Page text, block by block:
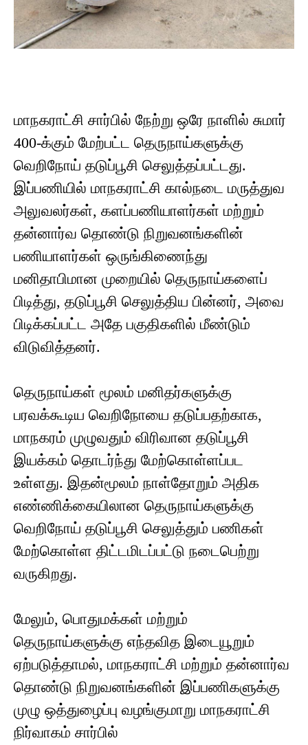
மாநகராட்சி சார்பில் நேற்று ஒரே நாளில் சுமார்
400-க்கும் மேற்பட்ட தெருநாய்களுக்கு
வெறிநோய் தடுப்பூசி செலுத்தப்பட்டது.
இப்பணியில் மாநகராட்சி கால்நடை மருத்துவ
அலுவலர்கள், களப்பணியாளர்கள் மற்றும்
தன்னார்வ தொண்டு நிறுவனங்களின்
பணியாளர்கள் ஒருங்கிணைந்து
மனிதாபிமான முறையில் தெருநாய்களைப்
பிடித்து, தடுப்பூசி செலுத்திய பின்னர், அவை
பிடிக்கப்பட்ட அதே பகுதிகளில் மீண்டும்
விடுவித்தனர்.
தெருநாய்கள் மூலம் மனிதர்களுக்கு
பரவக்கூடிய வெறிநோயை தடுப்பதற்காக,
மாநகரம் முழுவதும் விரிவான தடுப்பூசி
இயக்கம் தொடர்ந்து மேற்கொள்ளப்பட
உள்ளது. இதன்மூலம் நாள்தோறும் அதிக
எண்ணிக்கையிலான தெருநாய்களுக்கு
வெறிநோய் தடுப்பூசி செலுத்தும் பணிகள்
மேற்கொள்ள திட்டமிடப்பட்டு நடைபெற்று
வருகிறது.
மேலும், பொதுமக்கள் மற்றும்
தெருநாய்களுக்கு எந்தவித இடையூறும்
ஏற்படுத்தாமல், மாநகராட்சி மற்றும் தன்னார்வ
தொண்டு நிறுவனங்களின் இப்பணிகளுக்கு
முழு ஒத்துழைப்பு வழங்குமாறு மாநகராட்சி
நிர்வாகம் சார்பில்